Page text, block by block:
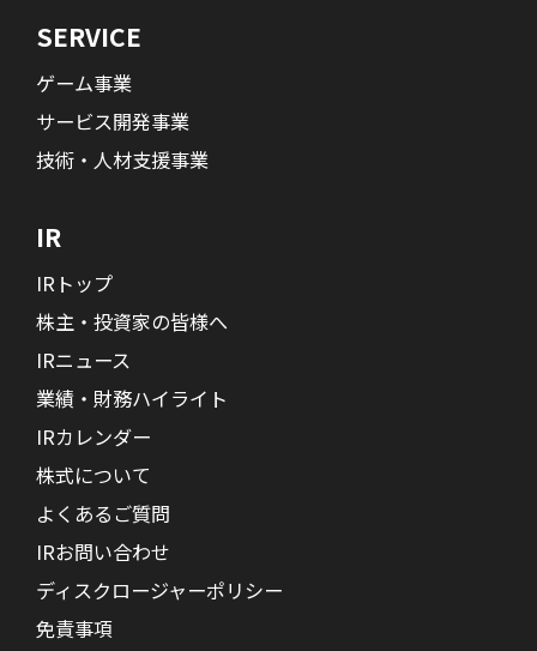
SERVICE
ゲーム事業
サービス開発事業
技術・人材支援事業
IR
IRトップ
株主・投資家の皆様へ
IRニュース
業績・財務ハイライト
IRカレンダー
株式について
よくあるご質問
IRお問い合わせ
ディスクロージャーポリシー
免責事項